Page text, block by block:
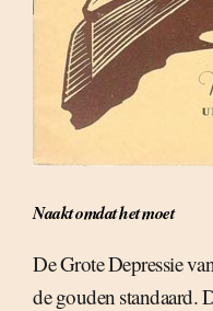
Naakt omdat het moet
De Grote Depressie
de gouden standaard.